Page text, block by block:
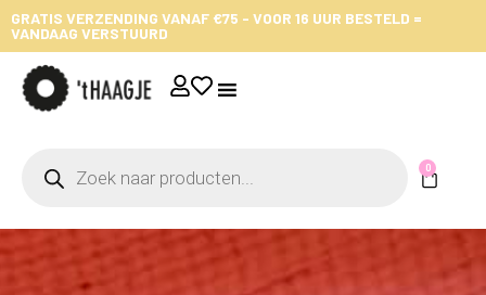
GRATIS VERZENDING VANAF €75 - VOOR 16 UUR BESTELD =
VANDAAG VERSTUURD
0